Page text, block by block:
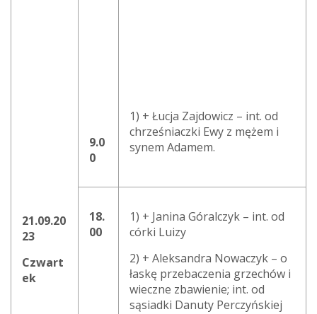
21.09.20
23
Czwart
ek
9.0
0
1) + Łucja Zajdowicz – int. od
chrześniaczki Ewy z mężem i
synem Adamem.
18.
00
1) + Janina Góralczyk – int. od
córki Luizy
2) + Aleksandra Nowaczyk – o
łaskę przebaczenia grzechów i
wieczne zbawienie; int. od
sąsiadki Danuty Perczyńskiej